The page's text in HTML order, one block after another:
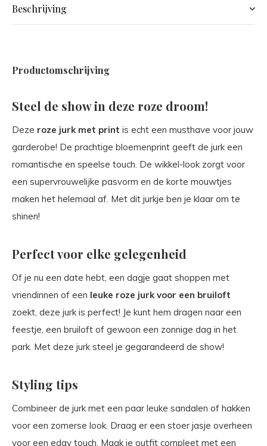
Beschrijving
Productomschrijving
Steel de show in deze roze droom!
Deze roze jurk met print is echt een musthave voor jouw
garderobe! De prachtige bloemenprint geeft de jurk een
romantische en speelse touch. De wikkel-look zorgt voor
een supervrouwelijke pasvorm en de korte mouwtjes
maken het helemaal af. Met dit jurkje ben je klaar om te
shinen!
Perfect voor elke gelegenheid
Of je nu een date hebt, een dagje gaat shoppen met
vriendinnen of een leuke roze jurk voor een bruiloft
zoekt, deze jurk is perfect! Je kunt hem dragen naar een
feestje, een bruiloft of gewoon een zonnige dag in het
park. Met deze jurk steel je gegarandeerd de show!
Styling tips
Combineer de jurk met een paar leuke sandalen of hakken
voor een zomerse look. Draag er een stoer jasje overheen
voor een edgy touch. Maak je outfit compleet met een